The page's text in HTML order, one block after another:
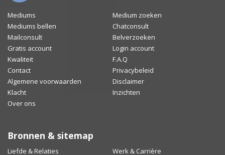
Mediums
Medium zoeken
Mediums bellen
Chatconsult
Mailconsult
Belverzoeken
Gratis account
Login account
Kwaliteit
F.A.Q
Contact
Privacybeleid
Algemene voorwaarden
Disclaimer
Klacht
Inzichten
Over ons
Bronnen & sitemap
Liefde & Relaties Werk & Carrière